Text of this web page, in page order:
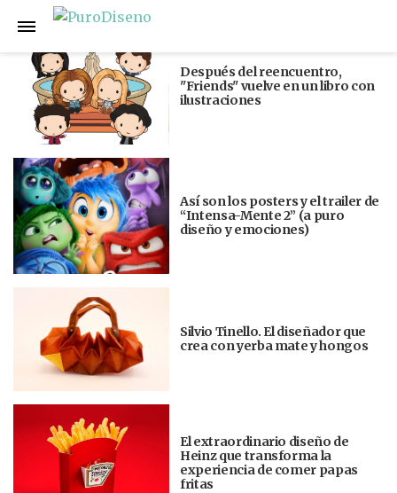
Anterior
Después del reencuentro,
"Friends" vuelve en un libro con
ilustraciones
Así son los posters y el trailer de
“Intensa-Mente 2” (a puro
diseño y emociones)
Silvio Tinello. El diseñador que
crea con yerba mate y hongos
El extraordinario diseño de
Heinz que transforma la
experiencia de comer papas
fritas
Siguiente